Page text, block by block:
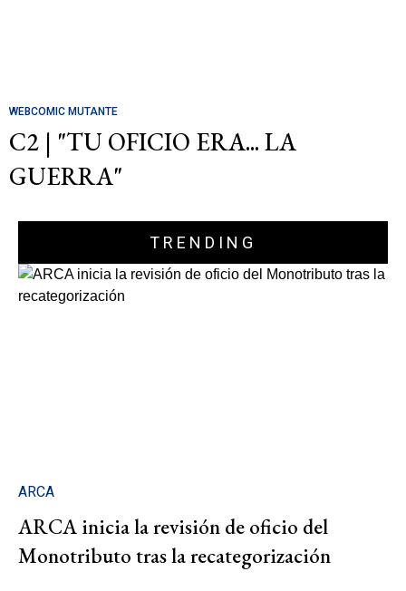
WEBCOMIC MUTANTE
C2 | "TU OFICIO ERA... LA
GUERRA"
TRENDING
ARCA
ARCA inicia la revisión de oficio del
Monotributo tras la recategorización